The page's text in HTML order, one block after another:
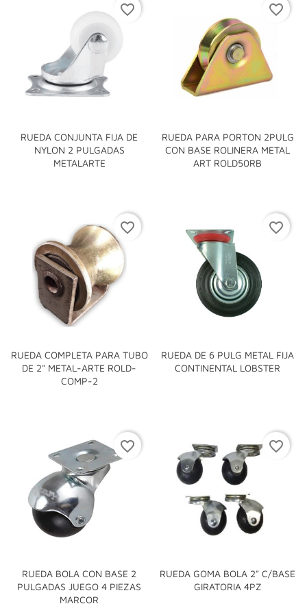
RUEDA CONJUNTA FIJA DE
NYLON 2 PULGADAS
METALARTE
favorite_border
RUEDA PARA PORTON 2PULG
CON BASE ROLINERA METAL
ART ROLD50RB
favorite_border
RUEDA COMPLETA PARA TUBO
DE 2" METAL-ARTE ROLD-
COMP-2
favorite_border
RUEDA DE 6 PULG METAL FIJA
CONTINENTAL LOBSTER
favorite_border
RUEDA BOLA CON BASE 2
PULGADAS JUEGO 4 PIEZAS
MARCOR
favorite_border
RUEDA GOMA BOLA 2" C/BASE
GIRATORIA 4PZ
favorite_border